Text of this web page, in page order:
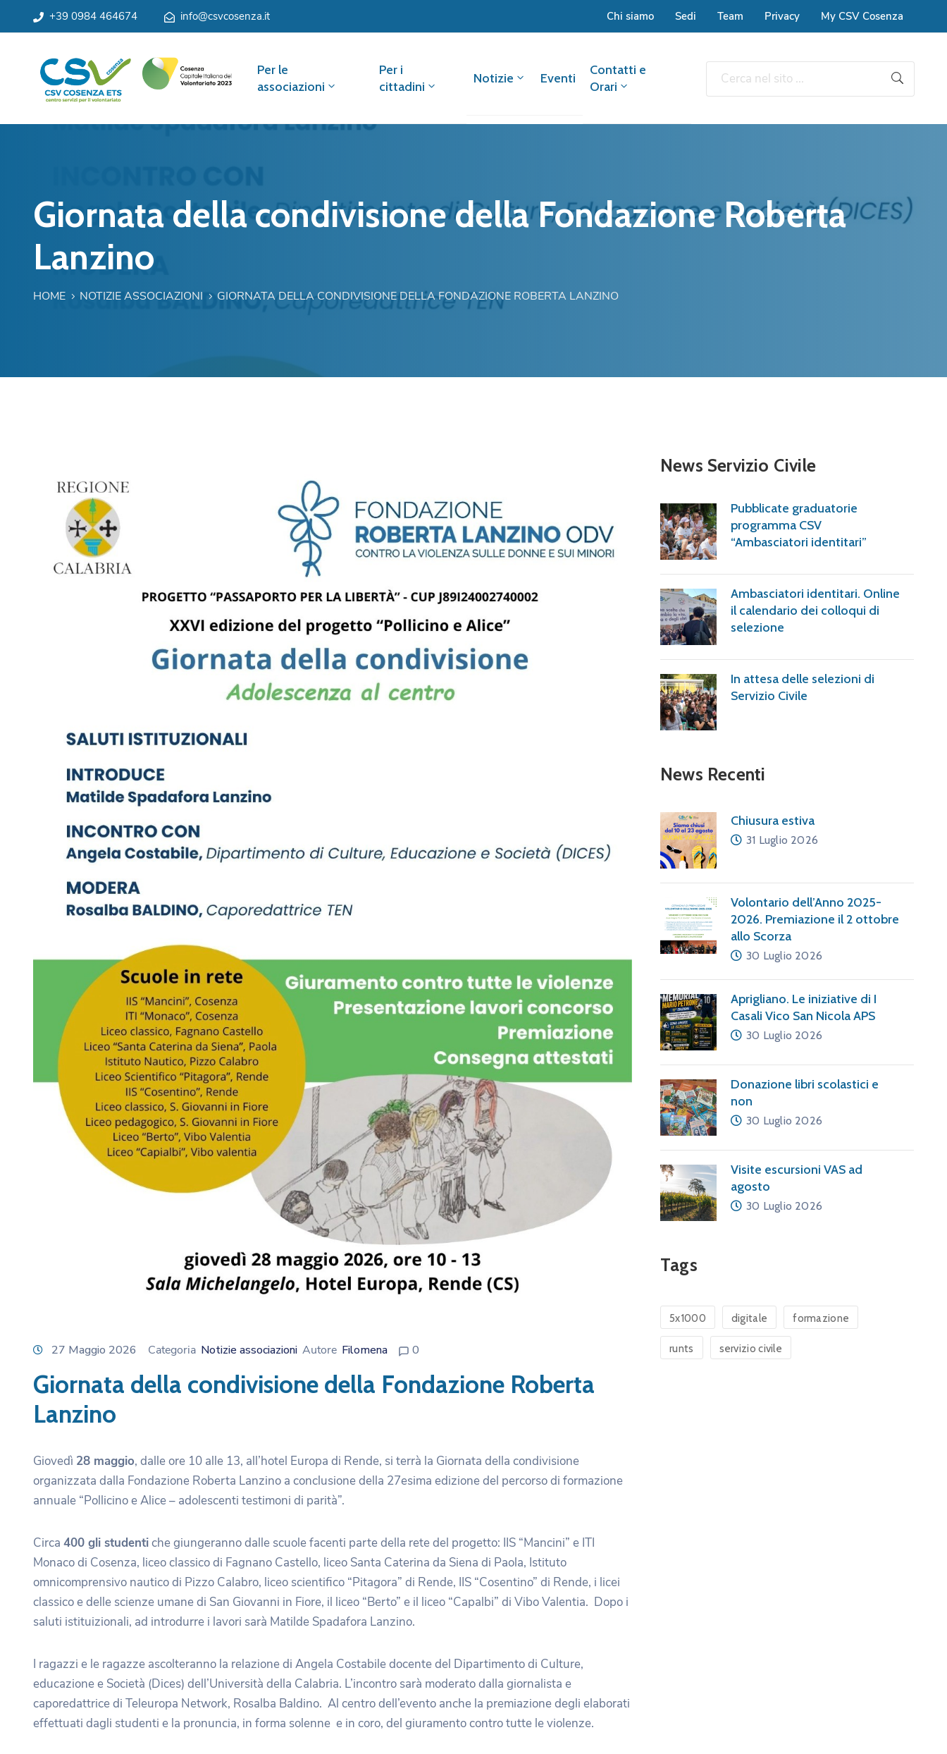
+39 0984 464674 info@csvcosenza.it Chi siamo Sedi Team Privacy My CSV Cosenza
Per le
associazioni
Per i
cittadini
Notizie Eventi
Contatti e
Orari
Giornata della condivisione della Fondazione Roberta
Lanzino
HOME NOTIZIE ASSOCIAZIONI GIORNATA DELLA CONDIVISIONE DELLA FONDAZIONE ROBERTA LANZINO
27 Maggio 2026 Categoria Notizie associazioni Autore Filomena 0
Giornata della condivisione della Fondazione Roberta
Lanzino
Giovedì 28 maggio, dalle ore 10 alle 13, all’hotel Europa di Rende, si terrà la Giornata della condivisione
organizzata dalla Fondazione Roberta Lanzino a conclusione della 27esima edizione del percorso di formazione
annuale “Pollicino e Alice – adolescenti testimoni di parità”.
Circa 400 gli studentiche giungeranno dalle scuole facenti parte della rete del progetto: IIS “Mancini” e ITI
Monaco di Cosenza, liceo classico di Fagnano Castello, liceo Santa Caterina da Siena di Paola, Istituto
omnicomprensivo nautico di Pizzo Calabro, liceo scientifico “Pitagora” di Rende, IIS “Cosentino” di Rende, i licei
classico e delle scienze umane di San Giovanni in Fiore, il liceo “Berto” e il liceo “Capalbi” di Vibo Valentia. Dopo i
saluti istituizionali, ad introdurre i lavori sarà Matilde Spadafora Lanzino.
I ragazzi e le ragazze ascolteranno la relazione di Angela Costabile docente del Dipartimento di Culture,
educazione e Società (Dices) dell’Università della Calabria. L’incontro sarà moderato dalla giornalista e
caporedattrice di Teleuropa Network, Rosalba Baldino. Al centro dell’evento anche la premiazione degli elaborati
effettuati dagli studenti e la pronuncia, in forma solenne e in coro, del giuramento contro tutte le violenze.
News Servizio Civile
Pubblicate graduatorie
programma CSV
“Ambasciatori identitari”
Ambasciatori identitari. Online
il calendario dei colloqui di
selezione
In attesa delle selezioni di
Servizio Civile
News Recenti
Chiusura estiva
31 Luglio 2026
Volontario dell’Anno 2025-
2026. Premiazione il 2 ottobre
allo Scorza
30 Luglio 2026
Aprigliano. Le iniziative di I
Casali Vico San Nicola APS
30 Luglio 2026
Donazione libri scolastici e
non
30 Luglio 2026
Visite escursioni VAS ad
agosto
30 Luglio 2026
Tags
5x1000 digitale formazione
runts servizio civile